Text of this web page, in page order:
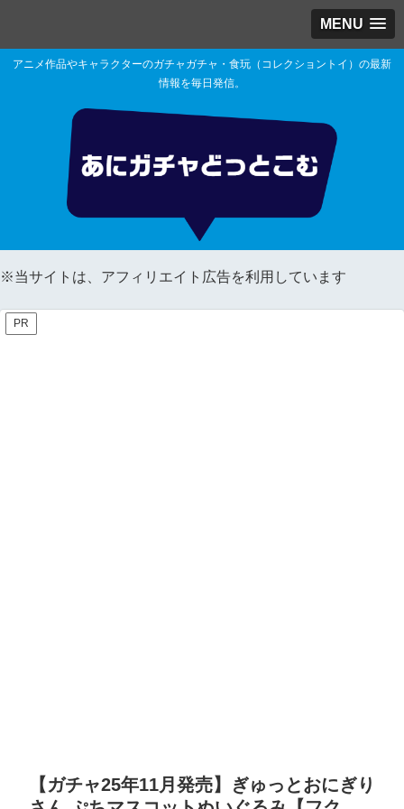
MENU
アニメ作品やキャラクターのガチャガチャ・食玩（コレクショントイ）の最新
情報を毎日発信。
※当サイトは、アフィリエイト広告を利用しています
PR
【ガチャ25年11月発売】ぎゅっとおにぎり